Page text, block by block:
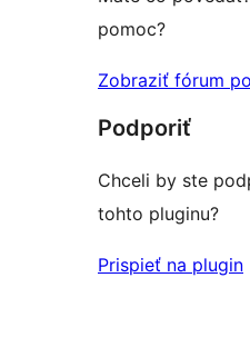
pomoc?
Zobraziť fórum
Podporiť
Chceli by ste
tohto pluginu?
Prispieť na plugin